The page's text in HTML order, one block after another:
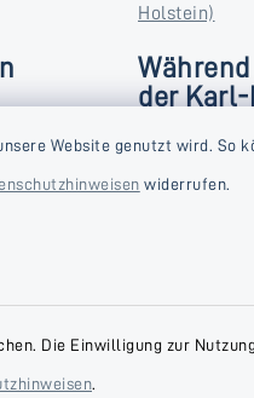
Website genutzt wird. So
widerrufen.
Die Einwilligung zur
.
Holstein)
der
Donnerstag